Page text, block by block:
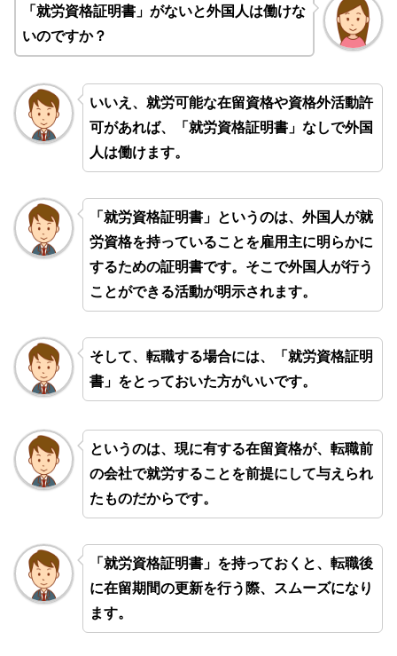
「就労資格証明書」がないと外国人は働けな
いのですか？
いいえ、就労可能な在留資格や資格外活動許
可があれば、「就労資格証明書」なしで外国
人は働けます。
「就労資格証明書」というのは、外国人が就
労資格を持っていることを雇用主に明らかに
するための証明書です。そこで外国人が行う
ことができる活動が明示されます。
そして、 転職する場合には、「就労資格証明
書」をとっておいた方がいいです。
というのは、現に有する在留資格が、転職前
の会社で就労することを前提にして与えられ
たものだからです。
「就労資格証明書」を持っておくと、転職後
に在留期間の更新を行う際、スムーズになり
ます。